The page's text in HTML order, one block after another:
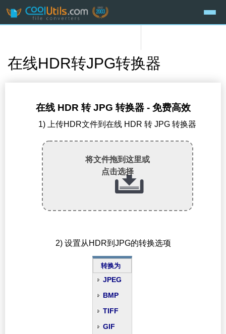
在线HDR转JPG转换器
在线 HDR 转 JPG 转换器 - 免费高效
1) 上传HDR文件到在线 HDR 转 JPG 转换器
将文件拖到这里或
点击选择
2) 设置从HDR到JPG的转换选项
转换为
JPEG
BMP
TIFF
GIF